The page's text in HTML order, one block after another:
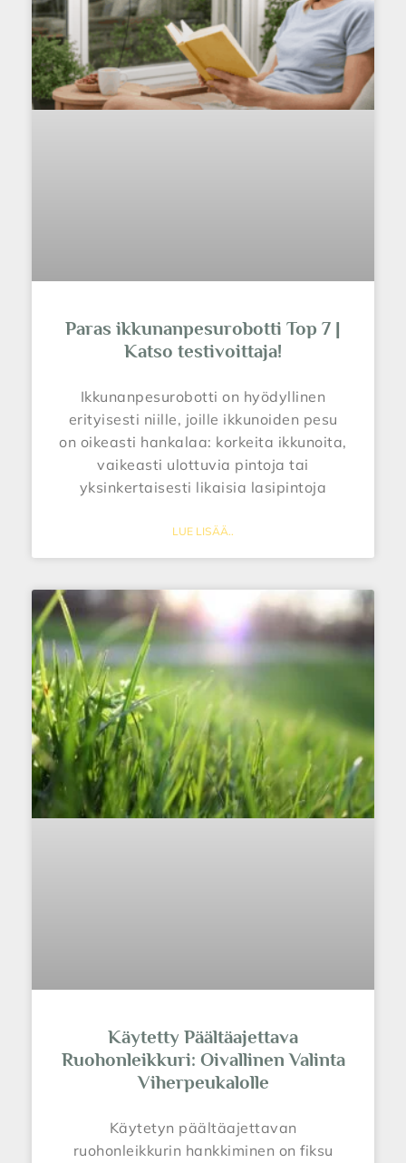
Paras ikkunanpesurobotti Top 7 |
Katso testivoittaja!
Ikkunanpesurobotti on hyödyllinen
erityisesti niille, joille ikkunoiden pesu
on oikeasti hankalaa: korkeita ikkunoita,
vaikeasti ulottuvia pintoja tai
yksinkertaisesti likaisia lasipintoja
LUE LISÄÄ..
Käytetty Päältäajettava
Ruohonleikkuri: Oivallinen Valinta
Viherpeukalolle
Käytetyn päältäajettavan
ruohonleikkurin hankkiminen on fiksu